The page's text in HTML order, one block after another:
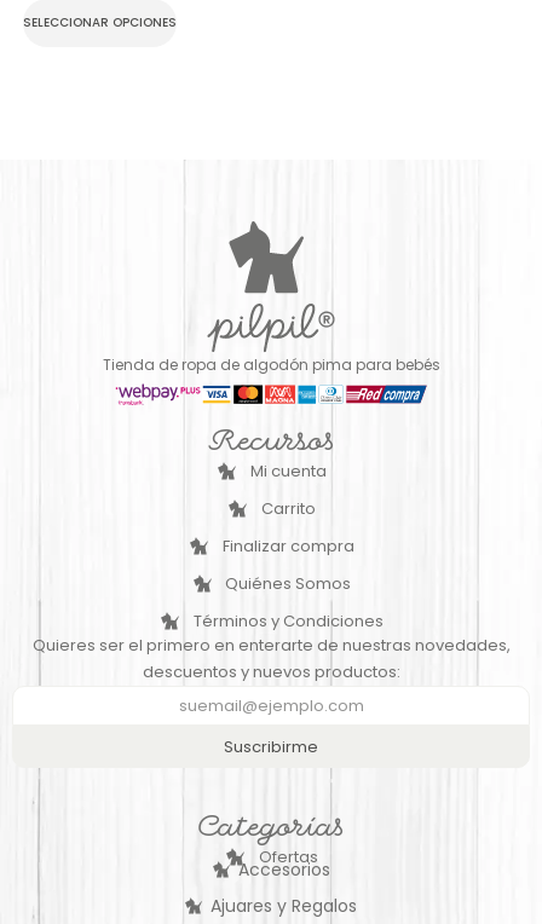
SELECCIONAR OPCIONES
Tienda de ropa de algodón pima para bebés
Recursos
Mi cuenta
Carrito
Finalizar compra
Quiénes Somos
Términos y Condiciones
Quieres ser el primero en enterarte de nuestras novedades,
descuentos y nuevos productos:
Suscribirme
Categorías
Ofertas
Accesorios
Ajuares y Regalos